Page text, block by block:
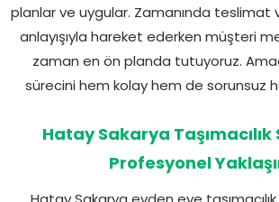
planlar ve uygular. Zamanında teslimat
anlayışıyla hareket ederken müşteri
zaman en ön planda tutuyoruz.
sürecini hem kolay hem de sorunsuz
Hatay Sakarya
Profesyonel